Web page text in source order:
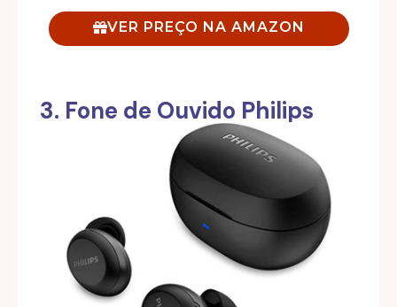
VER PREÇO NA AMAZON
3. Fone de Ouvido Philips